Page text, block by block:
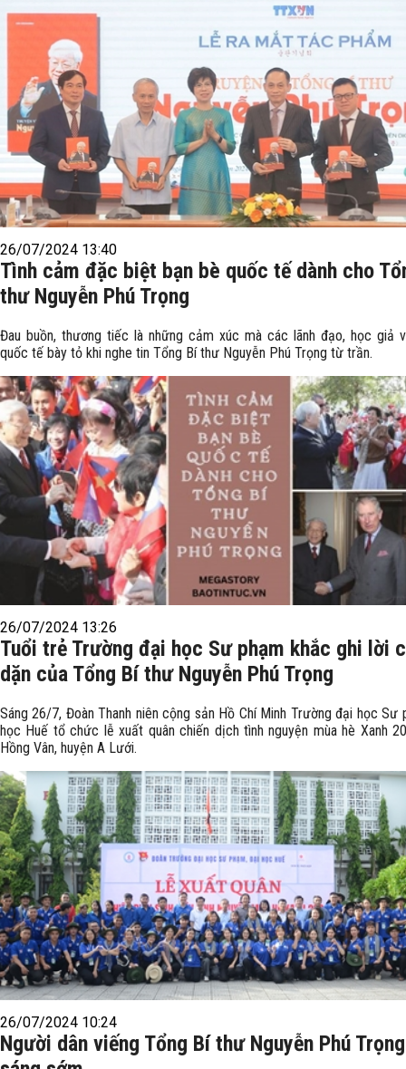
26/07/2024 13:40
Tình cảm đặc biệt bạn bè quốc tế dành cho
thư Nguyễn Phú Trọng
Đau buồn, thương tiếc là những cảm xúc mà các lãnh đạo, học giả
quốc tế bày tỏ khi nghe tin Tổng Bí thư Nguyễn Phú Trọng từ trần.
26/07/2024 13:26
Tuổi trẻ Trường đại học Sư phạm khắc ghi lời
dặn của Tổng Bí thư Nguyễn Phú Trọng
Sáng 26/7, Đoàn Thanh niên cộng sản Hồ Chí Minh Trường đại học Sư
học Huế tổ chức lễ xuất quân chiến dịch tình nguyện mùa hè Xanh
Hồng Vân, huyện A Lưới.
26/07/2024 10:24
Người dân viếng Tổng Bí thư Nguyễn Phú